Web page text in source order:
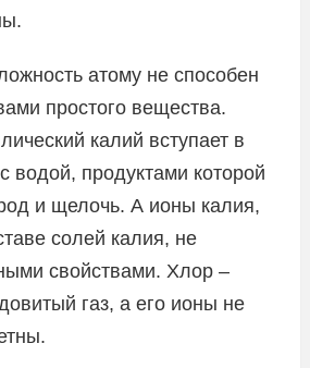
атому не способен
простого вещества.
калий вступает в
водой, продуктами которой
и щелочь. А ионы калия,
солей калия, не
свойствами. Хлор –
газ, а его ионы не